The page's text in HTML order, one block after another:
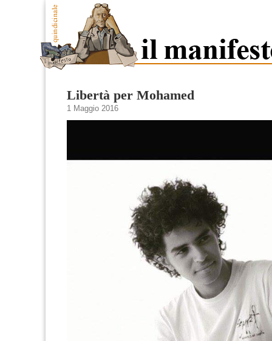
Libertà per Mohamed
1 Maggio 2016